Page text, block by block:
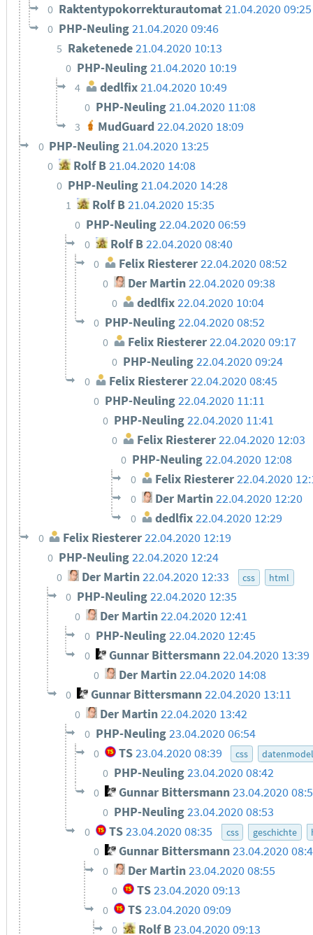
0 Raktentypokorrekturautomat21.04.2020 09:25
0 PHP-Neuling21.04.2020 09:46
5 Raketenede21.04.2020 10:13
0 PHP-Neuling21.04.2020 10:19
4 dedlfix21.04.2020 10:49
0 PHP-Neuling21.04.2020 11:08
3 MudGuard 22.04.2020 18:09
0 PHP-Neuling21.04.2020 13:25
0 Rolf B21.04.2020 14:08
0 PHP-Neuling21.04.2020 14:28
1 Rolf B21.04.2020 15:35
0 PHP-Neuling22.04.2020 06:59
0 Rolf B22.04.2020 08:40
0 Felix Riesterer 22.04.2020 08:52
0 Der Martin22.04.2020 09:38
0 dedlfix22.04.2020 10:04
0 PHP-Neuling22.04.2020 08:52
0 Felix Riesterer22.04.2020 09:17
0 PHP-Neuling22.04.2020 09:24
0 Felix Riesterer22.04.2020 08:45
0 PHP-Neuling22.04.2020 11:11
0 PHP-Neuling22.04.2020 11:41
0 Felix Riesterer22.04.2020 12:03
0 PHP-Neuling22.04.2020 12:08
0 Felix Riesterer22.04.2020
0 Der Martin22.04.2020 12:20
0 dedlfix22.04.2020 12:29
0 Felix Riesterer22.04.2020 12:19
0 PHP-Neuling22.04.2020 12:24
0 Der Martin22.04.2020 12:33 css html
0 PHP-Neuling22.04.2020 12:35
0 Der Martin22.04.2020 12:41
0 PHP-Neuling22.04.2020 12:45
0 Gunnar Bittersmann22.04.2020 13:39
0 Der Martin 22.04.2020 14:08
0 Gunnar Bittersmann22.04.2020 13:11
0 Der Martin22.04.2020 13:42
0 PHP-Neuling23.04.2020 06:54
0 TS 23.04.2020 08:39 css
0 PHP-Neuling23.04.2020 08:42
0 Gunnar Bittersmann 23.04.2020
0 PHP-Neuling23.04.2020 08:53
0 TS23.04.2020 08:35 css geschichte
0 Gunnar Bittersmann 23.04.2020
0 Der Martin23.04.2020 08:55
0 TS23.04.2020 09:13
0 TS23.04.2020 09:09
0 Rolf B23.04.2020 09:13